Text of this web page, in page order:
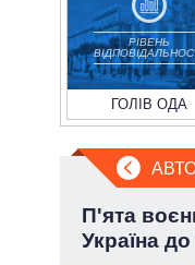
РІВЕНЬ
ГОЛІВ ОДА
П'ята
Україна